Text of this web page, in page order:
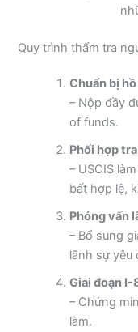
Quy trình thẩm tra
Chuẩn bị
– Nộp đầy
of funds.
Phối hợp
– USCIS
bất hợp lệ,
Phỏng vấn
– Bổ sung
lãnh sự yêu
Giai đoạn I-
– Chứng
làm.